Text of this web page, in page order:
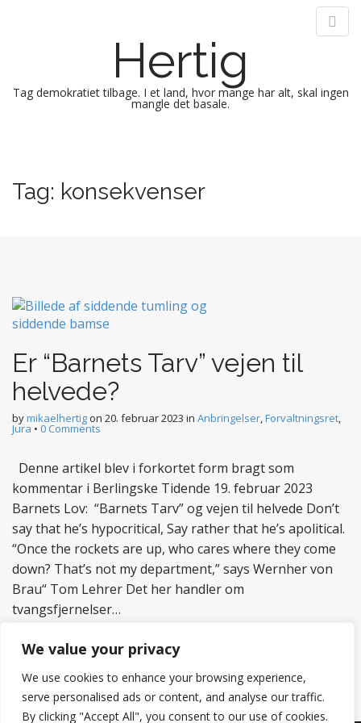
We value your privacy
We use cookies to enhance your browsing experience,
serve personalised ads or content, and analyse our traffic.
By clicking "Accept All", you consent to our use of cookies.
Hertig
Tag demokratiet tilbage. I et land, hvor mange har alt, skal ingen
mangle det basale.
i
n
p
t
e
n
Tag: konsekvenser
Er “Barnets Tarv” vejen til
helvede?
bymikaelhertigon 20. februar 2023 in Anbringelser,Forvaltningsret,
Jura • 0 Comments
Denne artikel blev i forkortet form bragt som
kommentar i Berlingske Tidende 19. februar 2023
Barnets Lov: “Barnets Tarv” og vejen til helvede Don’t
say that he’s hypocritical, Say rather that he’s apolitical.
“Once the rockets are up, who cares where they come
down? That’s not my department,” says Wernher von
Brau“ Tom Lehrer Det her handler om
tvangsfjernelser…
Read more